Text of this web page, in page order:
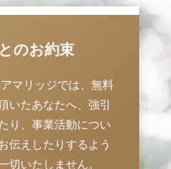
のお約束
マリッジでは、無料
いたあなたへ、強引
り、事業活動につい
伝えしたりするよう
切いたしません。